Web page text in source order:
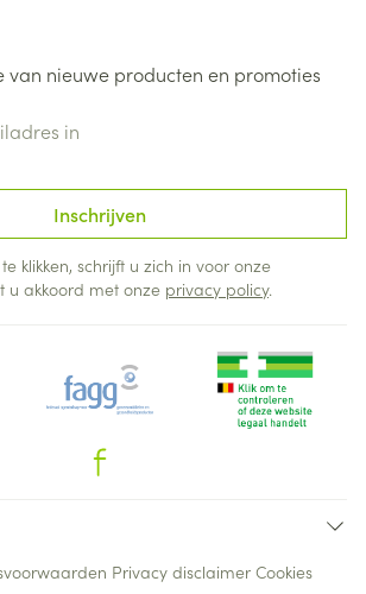
van nieuwe producten en promoties
Inschrijven
klikken, schrijft u zich in voor onze
u akkoord met onze privacy policy.
Privacy disclaimer Cookies